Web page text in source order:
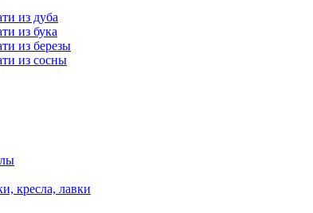
из дуба
из бука
из березы
из сосны
кресла, лавки